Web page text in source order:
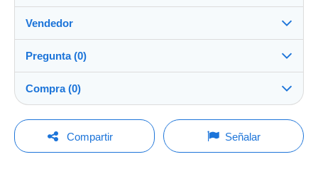
Destino:
Ver la lista de países
Entrega en persona:
Sí
Envío después del pago
Gastos:
Vendedor
magrana--%(42x)
Tienda
Pregunta (0)
Para hacer una pregunta, debe iniciar una
Compra (0)
Última actualización: 3:36:33
Compartir Señalar